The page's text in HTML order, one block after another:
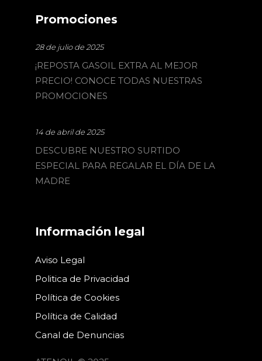
Promociones
28 de julio de 2025
¡REPOSTA GASOIL EXTRA AL MEJOR
PRECIO! CONOCE TODAS NUESTRAS
PROMOCIONES
14 de abril de 2025
DESCUBRE NUESTRO SURTIDO
ESPECIAL PARA REGALAR EL DÍA DE LA
MADRE
Información legal
Aviso Legal
Politica de Privacidad
Política de Cookies
Política de Calidad
Canal de Denuncias